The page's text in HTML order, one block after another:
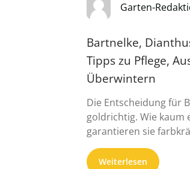
Garten-
Bartnelke,
Tipps zu Pflege,
Überwintern
Die Entscheidung für
goldrichtig. Wie kaum
garantieren sie
Weiterlesen